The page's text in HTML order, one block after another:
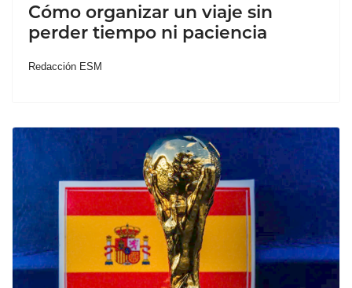
Cómo organizar un viaje sin
perder tiempo ni paciencia
Redacción ESM